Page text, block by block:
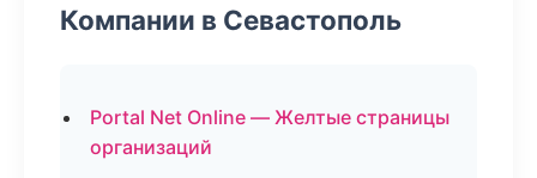
Компании в Севастополь
Portal Net Online — Желтые страницы
организаций